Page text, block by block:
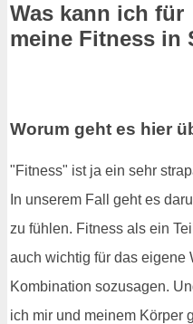
Was kann ich für
meine Fitness in
Worum geht es hier
"Fitness" ist ja ein sehr
In unserem Fall geht es
zu fühlen. Fitness als ein
auch wichtig für das eigene
Kombination sozusagen.
ich mir und meinem Körper